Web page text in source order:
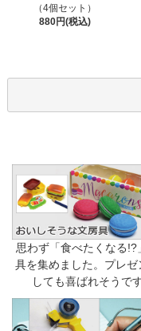
（4個セット）
880円(税込)
思わず「食べたくなる!?
具を集めました。プレゼ
しても喜ばれそうです